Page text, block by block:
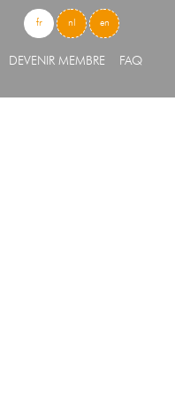
skip to content
fr nl en
DEVENIR MEMBRE FAQ